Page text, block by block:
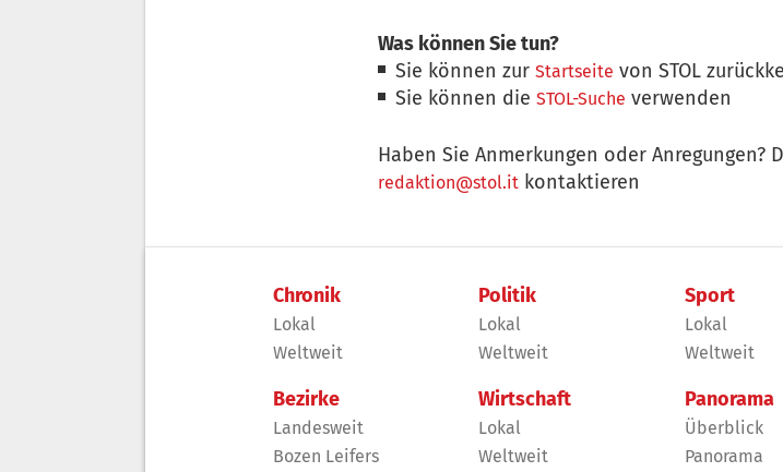
Was können Sie tun?
Sie können zurStartseite von STOL
Sie können dieSTOL-Suche verwenden
Haben Sie Anmerkungen oder Anregungen?
redaktion@stol.it kontaktieren
Chronik
Lokal
Weltweit
Bezirke
Landesweit
Bozen Leifers
Politik
Lokal
Weltweit
Wirtschaft
Lokal
Weltweit
Sport
Lokal
Weltweit
Panorama
Überblick
Panorama